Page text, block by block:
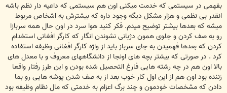
بفهمی در سیستمی که خدمت میکنی اون هم سیستمی که داعیه دار نظم باشه
انقدر بی نظمی و هزار مشکل دیگه وجود داره که بیشترش به اشخاص مربوط
میشه که بعدها بیشتر توضیح میدم. فکر کنید هوا سرد در اون حال همه سربازا
رو به صف کردن و جلوی همون دژبانی نشوندن انگار که کارگر افغانی استخدام
کردن که بعدها فهمیدن به جای سرباز باید از واژه کارگر افغانی وظیفه استفاده
کرد . در صورتی که بیشتر بچه های اونجا از دانشگاههای معروف و با معدل های
بالا اون هم در چه رشته هایی فارغ التحصیل شده بودن و این طرز رفتار واقعا
زننده بود اون هم از این اول کار خوب بعد از به صف شدن پوشه هایی رو بما
دادن که مشخصات خودمون و چند برگ اعزام به خدمتی که مال نظام وظیفه بود